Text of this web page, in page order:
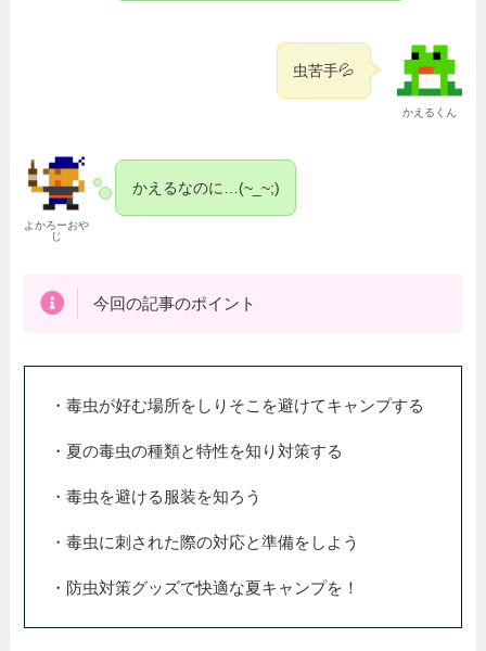
かえるくん
虫苦手💦
よかろーおや
じ
かえるなのに…(~_~;)
今回の記事のポイント
・毒虫が好む場所をしりそこを避けてキャンプする
・夏の毒虫の種類と特性を知り対策する
・毒虫を避ける服装を知ろう
・毒虫に刺された際の対応と準備をしよう
・防虫対策グッズで快適な夏キャンプを！